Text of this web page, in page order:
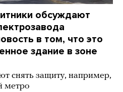
обсуждают
в том, что это
здание в зоне
снять защиту, например,
метро